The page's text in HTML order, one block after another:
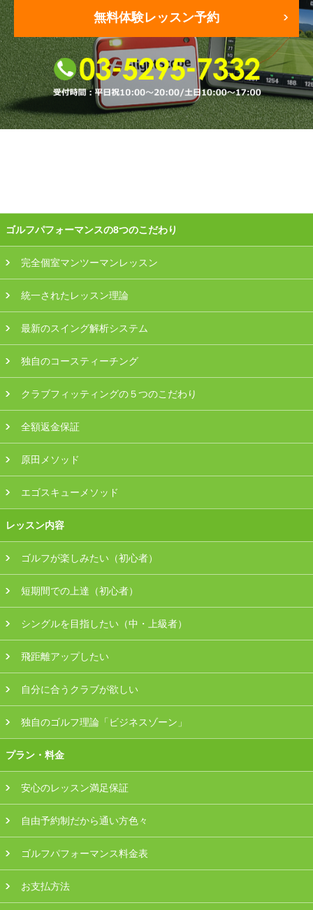
無料体験レッスン予約
ゴルフパフォーマンスの8つのこだわり
完全個室マンツーマンレッスン
統一されたレッスン理論
最新のスイング解析システム
独自のコースティーチング
クラブフィッティングの５つのこだわり
全額返金保証
原田メソッド
エゴスキューメソッド
レッスン内容
ゴルフが楽しみたい（初心者）
短期間での上達（初心者）
シングルを目指したい（中・上級者）
飛距離アップしたい
自分に合うクラブが欲しい
独自のゴルフ理論「ビジネスゾーン」
プラン・料金
安心のレッスン満足保証
自由予約制だから通い方色々
ゴルフパフォーマンス料金表
お支払方法